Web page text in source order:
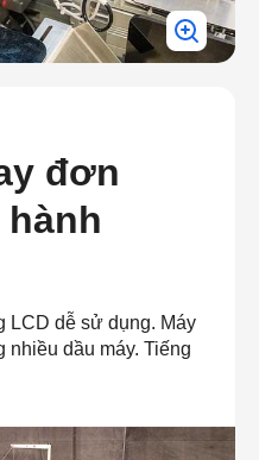
đơn
LCD dễ sử dụng. Máy
nhiều dầu máy. Tiếng